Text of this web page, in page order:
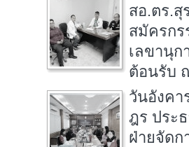
สอ.ตร.สุ
สมัครกร
เลขานุก
ต้อนรับ
วันอังคา
ฎร ประ
ฝ่ายจัดก